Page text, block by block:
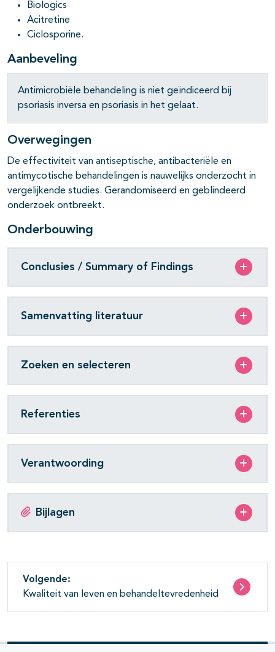
Biologics
Acitretine
Ciclosporine.
Aanbeveling
Antimicrobiële behandeling is niet geïndiceerd bij
psoriasis inversa en psoriasis in het gelaat.
Overwegingen
De effectiviteit van antiseptische, antibacteriële en
antimycotische behandelingen is nauwelijks onderzocht in
vergelijkende studies. Gerandomiseerd en geblindeerd
onderzoek ontbreekt.
Onderbouwing
Conclusies / Summary of Findings
Samenvatting literatuur
Zoeken en selecteren
Referenties
Verantwoording
Bijlagen
Volgende:
Kwaliteit van leven en behandeltevredenheid